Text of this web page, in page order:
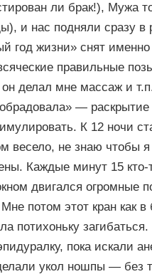
ли брак!), Мужа
и нас подняли сразу
год жизни» снят
правильные
делал мне массаж и
—
К 12 ночи
весело, не знаю чтобы я
Каждые минут 15
двигался огромные
потом этот кран как
потихоньку
пока искали
укол ношпы — без